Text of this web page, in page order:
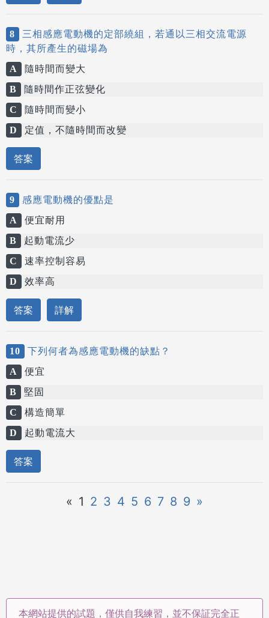
8
三相感應電動機的定部繞組，若通以三相交流電源
時，其所產生的磁場為
A
隨時間而變大
B
隨時間作正弦變化
C
隨時間而變小
D
定值，不隨時間而改變
答案
9
感應電動機的優點是
A
便宜耐用
B
起動電流少
C
速率控制容易
D
效率高
答案 詳解
10
下列何者為感應電動機的缺點？
A
便宜
B
堅固
C
構造簡單
D
起動電流大
答案
« 1 2 3 4 5 6 7 8 9 »
本網站提供的試題，僅供自我練習，並不保証完全正